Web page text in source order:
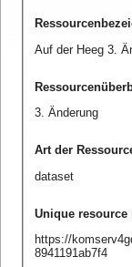
Auf der Heeg 3.
3. Änderung
Art der
dataset
Unique
https://
8941191ab7f4